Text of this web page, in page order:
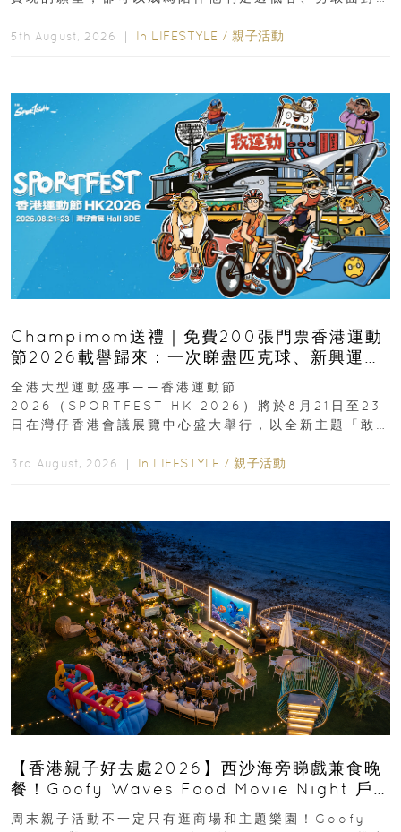
5th August, 2026 ｜ In LIFESTYLE / 親子活動
Champimom送禮｜免費200張門票香港運動
節2026載譽歸來：一次睇盡匹克球、新興運
動、街舞比賽＋逾百運動品牌展覽
全港大型運動盛事——香港運動節
2026（SPORTFEST HK 2026）將於8月21日至23
日在灣仔香港會議展覽中心盛大舉行，以全新主題「敢
3rd August, 2026 ｜ In LIFESTYLE / 親子活動
【香港親子好去處2026】西沙海旁睇戲兼食晚
餐！Goofy Waves Food Movie Night 戶
外影院逢週末登場
周末親子活動不一定只有逛商場和主題樂園！Goofy